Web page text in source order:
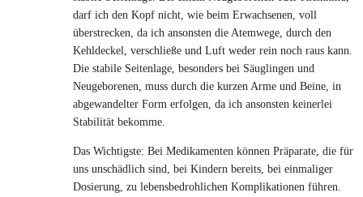
darf ich den Kopf nicht, wie beim Erwachsenen, voll
überstrecken, da ich ansonsten die Atemwege, durch den
Kehldeckel, verschließe und Luft weder rein noch raus kann.
Die stabile Seitenlage, besonders bei Säuglingen und
Neugeborenen, muss durch die kurzen Arme und Beine, in
abgewandelter Form erfolgen, da ich ansonsten keinerlei
Stabilität bekomme.
Das Wichtigste: Bei Medikamenten können Präparate, die für
uns unschädlich sind, bei Kindern bereits, bei einmaliger
Dosierung, zu lebensbedrohlichen Komplikationen führen.